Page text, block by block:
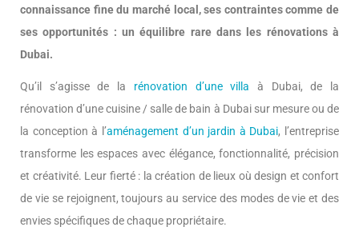
connaissance fine du marché local, ses contraintes comme de
ses opportunités : un équilibre rare dans les rénovations à
Dubai.
Qu’il s’agisse de la rénovation d’une villa à Dubai, de la
rénovation d’une cuisine / salle de bain à Dubai sur mesure ou de
la conception à l’aménagement d’un jardin à Dubai, l’entreprise
transforme les espaces avec élégance, fonctionnalité, précision
et créativité. Leur fierté : la création de lieux où design et confort
de vie se rejoignent, toujours au service des modes de vie et des
envies spécifiques de chaque propriétaire.